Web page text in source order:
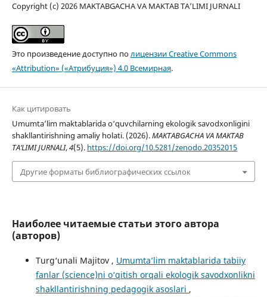
Copyright (c) 2026 MAKTABGACHA VA MAKTAB TA’LIMI JURNALI
Это произведение доступно полицензии Creative Commons
«Attribution» («Атрибуция») 4.0 Всемирная.
Как цитировать
Umumta’lim maktablarida o‘quvchilarning ekologik savodxonligini
shakllantirishning amaliy holati. (2026).MAKTABGACHA VA MAKTAB
TA’LIMI JURNALI,4(5). https://doi.org/10.5281/zenodo.20352015
Другие форматы библиографических ссылок
Наиболее читаемые статьи этого автора
(авторов)
Turg‘unali Majitov , Umumta’lim maktablarida tabiiy
fanlar (science)ni o‘qitish orqali ekologik savodxonlikni
shakllantirishning pedagogik asoslari ,